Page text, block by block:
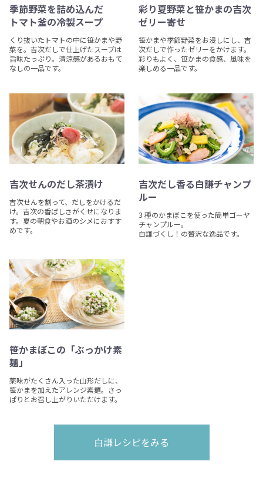
季節野菜を詰め込んだ
トマト釜の冷製スープ
くり抜いたトマトの中に笹かまや野
菜を。吉次だしで仕上げたスープは
旨味たっぷり。清涼感があるおもて
なしの一品です。
彩り夏野菜と笹かまの吉次
ゼリー寄せ
笹かまや季節野菜をお浸しにし、吉
次だしで作ったゼリーをかけます。
彩りもよく、笹かまの食感、風味を
楽しめる一品です。
吉次せんのだし茶漬け
吉次せんを割って、だしをかけるだ
け。吉次の香ばしさがくせになりま
す。夏の朝食やお酒のシメにおすす
めです。
吉次だし香る白謙チャンプ
ルー
3 種のかまぼこを使った簡単ゴーヤ
チャンプルー。
白謙づくし！の贅沢な逸品です。
笹かまぼこの「ぶっかけ素
麺」
薬味がたくさん入った山形だしに、
笹かまを加えたアレンジ素麺。さっ
ぱりとお召し上がりいただけます。
白謙レシピをみる